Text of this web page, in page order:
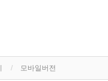
모바일버전